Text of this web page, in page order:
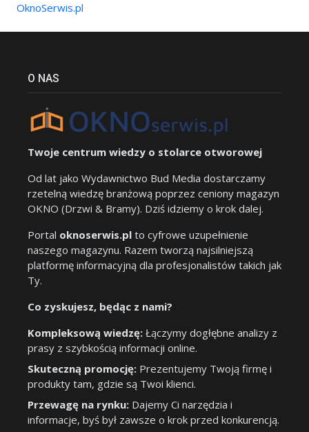
OknoSerwis.pl
O NAS
Twoje centrum wiedzy o stolarce otworowej
Od lat jako Wydawnictwo Bud Media dostarczamy
rzetelną wiedzę branżową poprzez ceniony magazyn
OKNO (Drzwi & Bramy). Dziś idziemy o krok dalej.
Portal oknoserwis.pl to cyfrowe uzupełnienie
naszego magazynu. Razem tworzą najsilniejszą
platformę informacyjną dla profesjonalistów takich jak
Ty.
Co zyskujesz, będąc z nami?
Kompleksową wiedzę: Łączymy dogłębne analizy z
prasy z szybkością informacji online.
Skuteczną promocję: Prezentujemy Twoją firmę i
produkty tam, gdzie są Twoi klienci.
Przewagę na rynku: Dajemy Ci narzędzia i
informacje, byś był zawsze o krok przed konkurencją.